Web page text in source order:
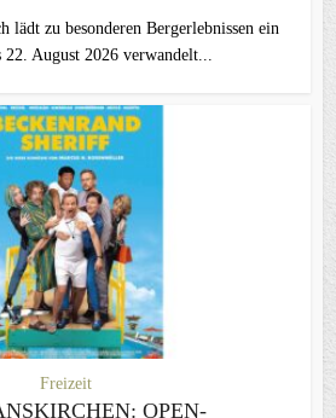
lädt zu besonderen Bergerlebnissen ein
August 2026 verwandelt...
Freizeit
OPEN-